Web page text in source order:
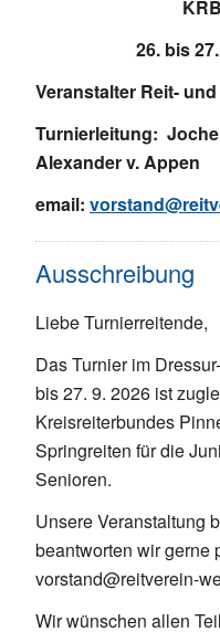
26. bis
Veranstalter Reit-
Turnierleitung:
Alexander v. Appen
email:
Ausschreibung
Liebe Turnierreitende,
Das Turnier im
bis 27. 9. 2026 ist
Kreisreiterbundes
Springreiten für die
Senioren.
Unsere Veranstaltung
beantworten wir gerne
vorstand@reitverein-
Wir wünschen allen